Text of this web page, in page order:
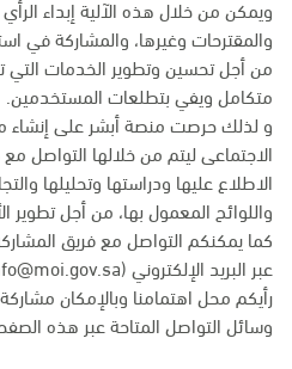
ويمكن من خلال هذه الآلية إبداء
والمقترحات وغيرها، والمشاركة في
من أجل تحسين وتطوير الخدمات
متكامل ويفي بتطلعات المستخدمين.
و لذلك حرصت منصة أبشر على
الاجتماعى ليتم من خلالها التواصل
الاطلاع عليها ودراستها وتحليلها
واللوائح المعمول بها، من أجل تطوير
كما يمكنكم التواصل مع فريق
عبر البريد الإلكتروني (info@moi.gov.sa)
رأيكم محل اهتمامنا وبالإمكان
وسائل التواصل المتاحة عبر هذه